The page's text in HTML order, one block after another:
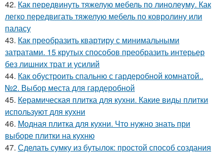
42. Как передвинуть тяжелую мебель по линолеуму. Как
легко передвигать тяжелую мебель по ковролину или
паласу
43. Как преобразить квартиру с минимальными
затратами. 15 крутых способов преобразить интерьер
без лишних трат и усилий
44. Как обустроить спальню с гардеробной комнатой..
№2. Выбор места для гардеробной
45. Керамическая плитка для кухни. Какие виды плитки
используют для кухни
46. Модная плитка для кухни. Что нужно знать при
выборе плитки на кухню
47. Сделать сумку из бутылок: простой способ создания